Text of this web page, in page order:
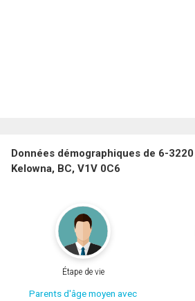
Données démographiques de 6-
Kelowna, BC, V1V 0C6
Étape de vie
Parents d'âge moyen avec